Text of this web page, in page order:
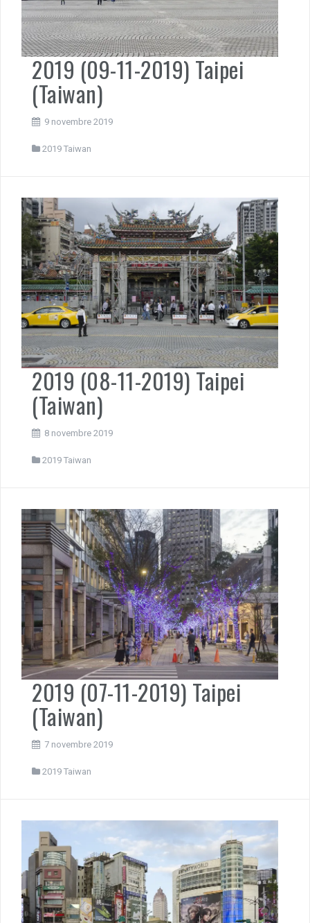
2019 (09-11-2019) Taipei
(Taiwan)
9 novembre 2019
2019 Taiwan
2019 (08-11-2019) Taipei
(Taiwan)
8 novembre 2019
2019 Taiwan
2019 (07-11-2019) Taipei
(Taiwan)
7 novembre 2019
2019 Taiwan